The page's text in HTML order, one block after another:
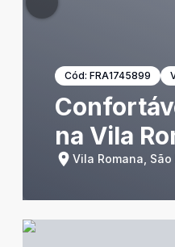
Cód: FRA1745899
na Vila
Vila Romana, São